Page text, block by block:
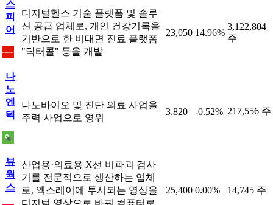
스
피
어
디지털헬스 기술 플랫폼 및 솔루
션 공급 업체로, 개인 건강기록을
기반으로 한 비대면 진료 플랫폼
"닥터콜" 등을 개발
23,050 14.96%
3,122,804
주
나
노
엔
텍
나노바이오 및 진단 의료 사업을
주력 사업으로 영위
3,820 -0.52% 217,556 주
뷰
웍
스
산업용·의료용 X선 비파괴 검사
기를 전문적으로 생산하는 업체
로, 엑스레이에 투시되는 영상을
디지털 영상으로 바꿔 컴퓨터로
25,400 0.00% 14,745 주